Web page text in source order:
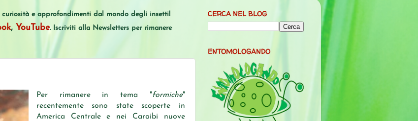
curiosità e approfondimenti dal mondo degli insetti!
, YouTube. Iscriviti alla Newsletters per rimanere
Per rimanere in tema "formiche"
recentemente sono state scoperte in
America Centrale e nei Caraibi nuove
CERCA NEL BLOG
ENTOMOLOGANDO